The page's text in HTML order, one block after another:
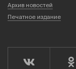
Архив новостей
Печатное издание